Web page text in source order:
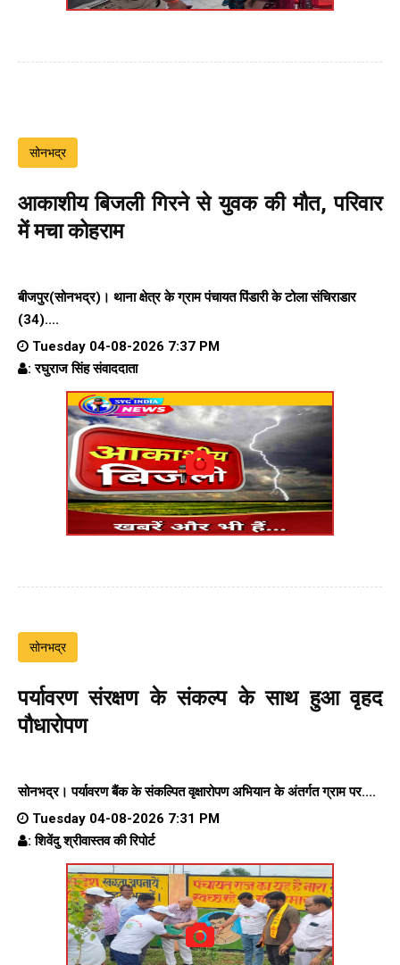
सोनभद्र
आकाशीय बिजली गिरने से युवक की मौत, परिवार
में मचा कोहराम
बीजपुर(सोनभद्र)। थाना क्षेत्र के ग्राम पंचायत पिंडारी के टोला संचिराडार
(34)....
Tuesday 04-08-2026 7:37 PM
: रघुराज सिंह संवाददाता
सोनभद्र
पर्यावरण संरक्षण के संकल्प के साथ हुआ वृहद
पौधारोपण
सोनभद्र। पर्यावरण बैंक के संकल्पित वृक्षारोपण अभियान के अंतर्गत ग्राम पर....
Tuesday 04-08-2026 7:31 PM
: शिवेंदु श्रीवास्तव की रिपोर्ट